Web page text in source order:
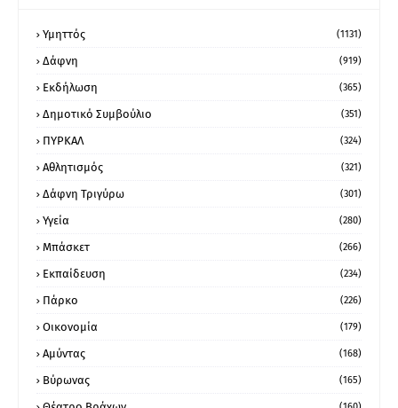
Υμηττός (1131)
Δάφνη (919)
Εκδήλωση (365)
Δημοτικό Συμβούλιο (351)
ΠΥΡΚΑΛ (324)
Αθλητισμός (321)
Δάφνη Τριγύρω (301)
Υγεία (280)
Μπάσκετ (266)
Εκπαίδευση (234)
Πάρκο (226)
Οικονομία (179)
Αμύντας (168)
Βύρωνας (165)